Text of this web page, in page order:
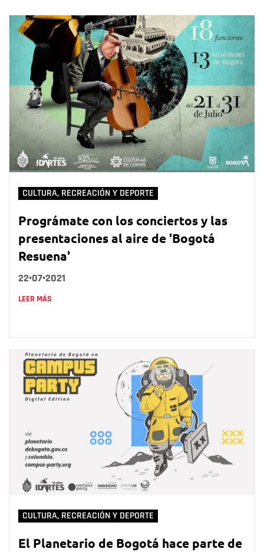
CULTURA, RECREACIÓN Y DEPORTE
Prográmate con los conciertos y las
presentaciones al aire de 'Bogotá
Resuena'
22•07•2021
LEER MÁS
CULTURA, RECREACIÓN Y DEPORTE
El Planetario de Bogotá hace parte de